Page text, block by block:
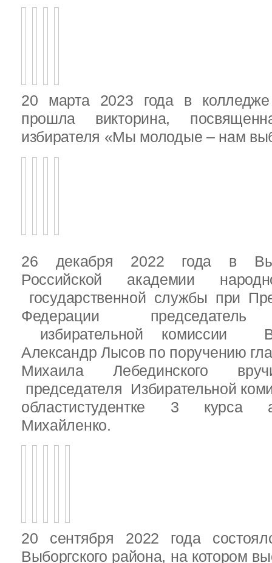
20 марта 2023 года в колледже
прошла викторина,
избирателя «Мы молодые – нам
26 декабря 2022 года в
Российской академии
государственной службы при
Федерации председатель
избирательной комиссии
Александр Лысов по поручению
Михаила Лебединского
председателя Избирательной
областистудентке 3 курса
Михайленко.
20 сентября 2022 года
Выборгского района, на котором